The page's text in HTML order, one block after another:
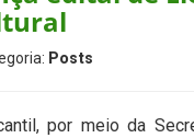
Posts
por meio da